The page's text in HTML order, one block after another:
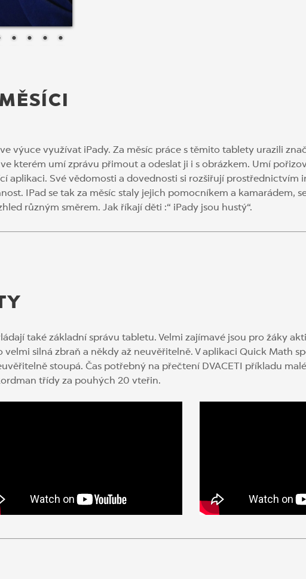
výuce využívat iPady. Za měsíc práce s těmito tablety urazili
kterém umí zprávu přimout a odeslat ji i s obrázkem. Umí
aplikaci. Své vědomosti a dovednosti si rozšiřují prostřednictvím
IPad se tak za měsíc staly jejich pomocníkem a kamarádem,
různým směrem. Jak říkají děti :“ iPady jsou hustý“.
také základní správu tabletu. Velmi zajímavé jsou pro žáky
silná zbraň a někdy až neuvěřitelně. V aplikaci Quick Math
stoupá. Čas potřebný na přečtení DVACETI příkladu
třídy za pouhých 20 vteřin.